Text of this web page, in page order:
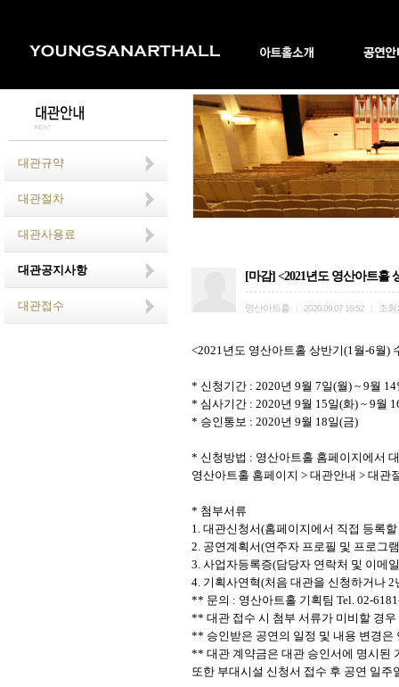
대관규약
대관절차
대관사용료
대관공지사항
대관접수
[마감] <2021년도 영산아트홀
영산아트홀 2020.09.07 16:52 조회
<2021년도 영산아트홀 상반기(1월-6월)
* 신청기간 : 2020년 9월 7일(월) ~ 9월 14
* 심사기간 : 2020년 9월 15일(화) ~ 9월
* 승인통보 : 2020년 9월 18일(금)
* 신청방법 : 영산아트홀 홈페이지에서
영산아트홀 홈페이지 > 대관안내 > 대관
* 첨부서류
1. 대관신청서(홈페이지에서 직접 등록
2. 공연계획서(연주자 프로필 및 프로그램
3. 사업자등록증(담당자 연락처 및 이메
4. 기획사연혁(처음 대관을 신청하거나 2
** 문의 : 영산아트홀 기획팀 Tel. 02-
** 대관 접수 시 첨부 서류가 미비할 경
** 승인받은 공연의 일정 및 내용 변경은
** 대관 계약금은 대관 승인서에 명시된
또한 부대시설 신청서 접수 후 공연 일